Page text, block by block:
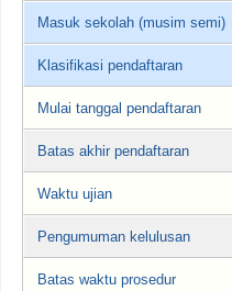
Masuk sekolah (musim semi)
Klasifikasi pendaftaran
Mulai tanggal pendaftaran
Batas akhir pendaftaran
Waktu ujian
Pengumuman kelulusan
Batas waktu prosedur